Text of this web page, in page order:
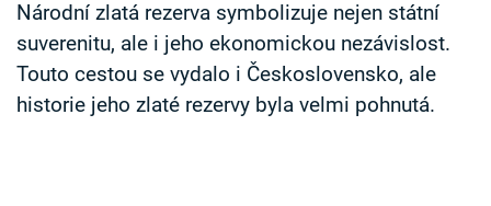
Národní zlatá rezerva symbolizuje nejen státní
suverenitu, ale i jeho ekonomickou nezávislost.
Touto cestou se vydalo i Československo, ale
historie jeho zlaté rezervy byla velmi pohnutá.